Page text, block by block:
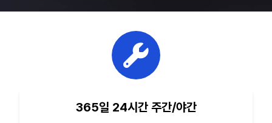
365일 24시간 주간/야간